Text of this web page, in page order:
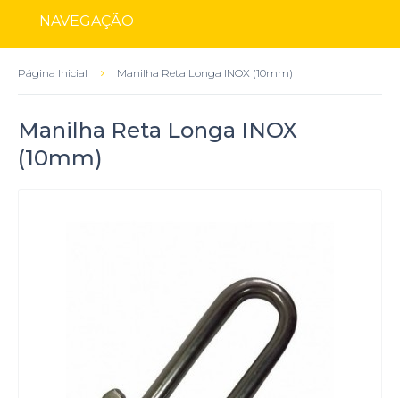
NAVEGAÇÃO
Página Inicial Manilha Reta Longa INOX (10mm)
Manilha Reta Longa INOX
(10mm)